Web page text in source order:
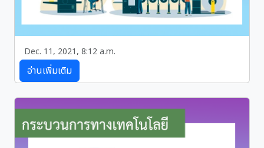
Dec. 11, 2021, 8:12 a.m.
เครื่องมือกลและเครื่องมือในการสร้าง
เครื่องกลหรือกลไก เป็นสิ่งสำคัญที่ทำให้ระบบมีการขับ
เคลื่อนหรือดำเนินการอยู่ได้ การทำงานของกลไลนั้นจะต้อง
เป็นการทำงานที่สัมพันธ์กันของอุปกรณ์แต่ละชิ้นในระบบ
นั้นๆ และการเลือกใช้เครื่องกลให้เหมาะสมกับงานจะทำให้
เกิดการทำงานได้อย่างมีประสิทธิภาพหรือตามวัตถุปรสงค์
อ่านเพิ่มเติม